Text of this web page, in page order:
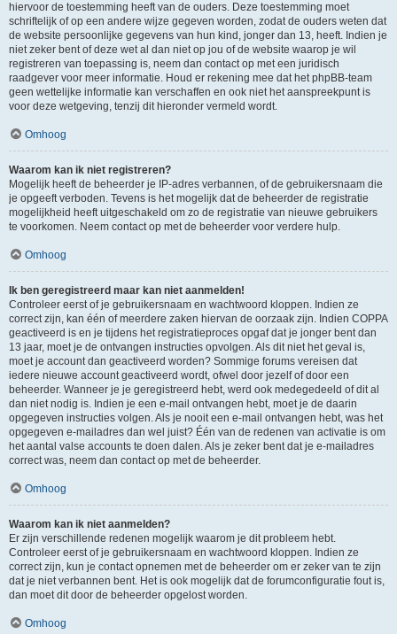
hiervoor de toestemming heeft van de ouders. Deze toestemming moet
schriftelijk of op een andere wijze gegeven worden, zodat de ouders weten dat
de website persoonlijke gegevens van hun kind, jonger dan 13, heeft. Indien je
niet zeker bent of deze wet al dan niet op jou of de website waarop je wil
registreren van toepassing is, neem dan contact op met een juridisch
raadgever voor meer informatie. Houd er rekening mee dat het phpBB-team
geen wettelijke informatie kan verschaffen en ook niet het aanspreekpunt is
voor deze wetgeving, tenzij dit hieronder vermeld wordt.
Omhoog
Waarom kan ik niet registreren?
Mogelijk heeft de beheerder je IP-adres verbannen, of de gebruikersnaam die
je opgeeft verboden. Tevens is het mogelijk dat de beheerder de registratie
mogelijkheid heeft uitgeschakeld om zo de registratie van nieuwe gebruikers
te voorkomen. Neem contact op met de beheerder voor verdere hulp.
Omhoog
Ik ben geregistreerd maar kan niet aanmelden!
Controleer eerst of je gebruikersnaam en wachtwoord kloppen. Indien ze
correct zijn, kan één of meerdere zaken hiervan de oorzaak zijn. Indien COPPA
geactiveerd is en je tijdens het registratieproces opgaf dat je jonger bent dan
13 jaar, moet je de ontvangen instructies opvolgen. Als dit niet het geval is,
moet je account dan geactiveerd worden? Sommige forums vereisen dat
iedere nieuwe account geactiveerd wordt, ofwel door jezelf of door een
beheerder. Wanneer je je geregistreerd hebt, werd ook medegedeeld of dit al
dan niet nodig is. Indien je een e-mail ontvangen hebt, moet je de daarin
opgegeven instructies volgen. Als je nooit een e-mail ontvangen hebt, was het
opgegeven e-mailadres dan wel juist? Één van de redenen van activatie is om
het aantal valse accounts te doen dalen. Als je zeker bent dat je e-mailadres
correct was, neem dan contact op met de beheerder.
Omhoog
Waarom kan ik niet aanmelden?
Er zijn verschillende redenen mogelijk waarom je dit probleem hebt.
Controleer eerst of je gebruikersnaam en wachtwoord kloppen. Indien ze
correct zijn, kun je contact opnemen met de beheerder om er zeker van te zijn
dat je niet verbannen bent. Het is ook mogelijk dat de forumconfiguratie fout is,
dan moet dit door de beheerder opgelost worden.
Omhoog